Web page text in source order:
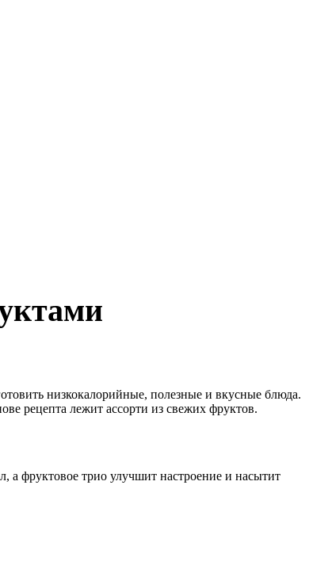
низкокалорийные, полезные и вкусные блюда.
рецепта лежит ассорти из свежих фруктов.
а фруктовое трио улучшит настроение и насытит